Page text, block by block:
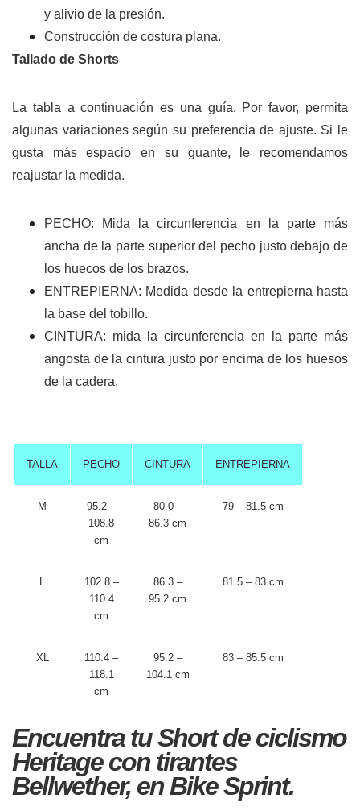
y alivio de la presión.
Construcción de costura plana.
Tallado de Shorts
La tabla a continuación es una guía. Por favor, permita
algunas variaciones según su preferencia de ajuste. Si le
gusta más espacio en su guante, le recomendamos
reajustar la medida.
PECHO: Mida la circunferencia en la parte más
ancha de la parte superior del pecho justo debajo de
los huecos de los brazos.
ENTREPIERNA: Medida desde la entrepierna hasta
la base del tobillo.
CINTURA: mida la circunferencia en la parte más
angosta de la cintura justo por encima de los huesos
de la cadera.
TALLA PECHO CINTURA ENTREPIERNA
M
95.2 –
108.8
cm
80.0 –
86.3 cm
79 – 81.5 cm
L
102.8 –
110.4
cm
86.3 –
95.2 cm
81.5 – 83 cm
XL
110.4 –
118.1
cm
95.2 –
104.1 cm
83 – 85.5 cm
Encuentra tu Short de ciclismo
Heritage con tirantes
Bellwether, en Bike Sprint.